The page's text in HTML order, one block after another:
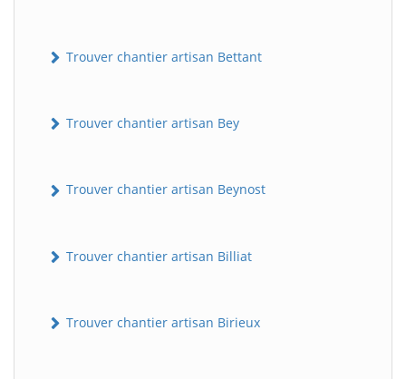
Trouver chantier artisan Bettant
Trouver chantier artisan Bey
Trouver chantier artisan Beynost
Trouver chantier artisan Billiat
Trouver chantier artisan Birieux